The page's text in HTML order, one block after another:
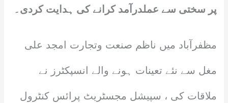
پر سختی سے عملدرآمد کرانے کی ہدایت کردی۔
مظفرآباد میں ناظم صنعت وتجارت امجد علی
مغل سے نئے تعینات ہونے والے انسپکٹرز نے
ملاقات کی ، سپیشل مجسٹریٹ پرائس کنٹرول